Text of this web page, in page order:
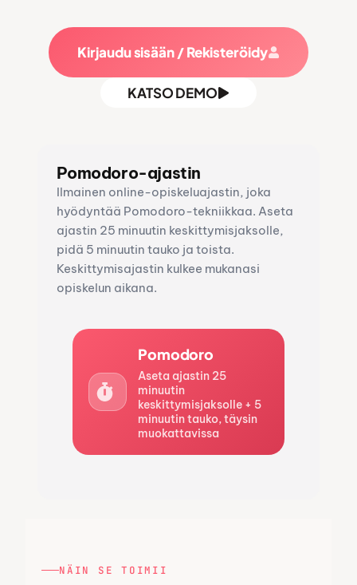
Kirjaudu sisään / Rekisteröidy
KATSO DEMO
Pomodoro-ajastin
Ilmainen online-opiskeluajastin, joka
hyödyntää Pomodoro-tekniikkaa. Aseta
ajastin 25 minuutin keskittymisjaksolle,
pidä 5 minuutin tauko ja toista.
Keskittymisajastin kulkee mukanasi
opiskelun aikana.
Pomodoro
Aseta ajastin 25
minuutin
keskittymisjaksolle + 5
minuutin tauko, täysin
muokattavissa
NÄIN SE TOIMII